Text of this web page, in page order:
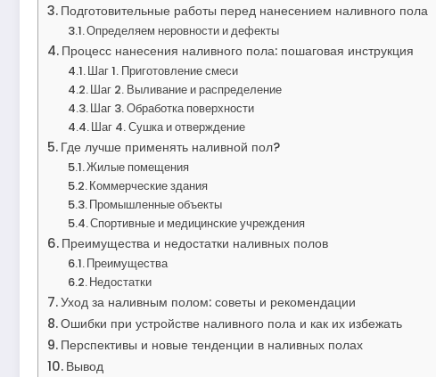
Подготовительные работы перед нанесением наливного пола
Определяем неровности и дефекты
Процесс нанесения наливного пола: пошаговая инструкция
Шаг 1. Приготовление смеси
Шаг 2. Выливание и распределение
Шаг 3. Обработка поверхности
Шаг 4. Сушка и отверждение
Где лучше применять наливной пол?
Жилые помещения
Коммерческие здания
Промышленные объекты
Спортивные и медицинские учреждения
Преимущества и недостатки наливных полов
Преимущества
Недостатки
Уход за наливным полом: советы и рекомендации
Ошибки при устройстве наливного пола и как их избежать
Перспективы и новые тенденции в наливных полах
Вывод